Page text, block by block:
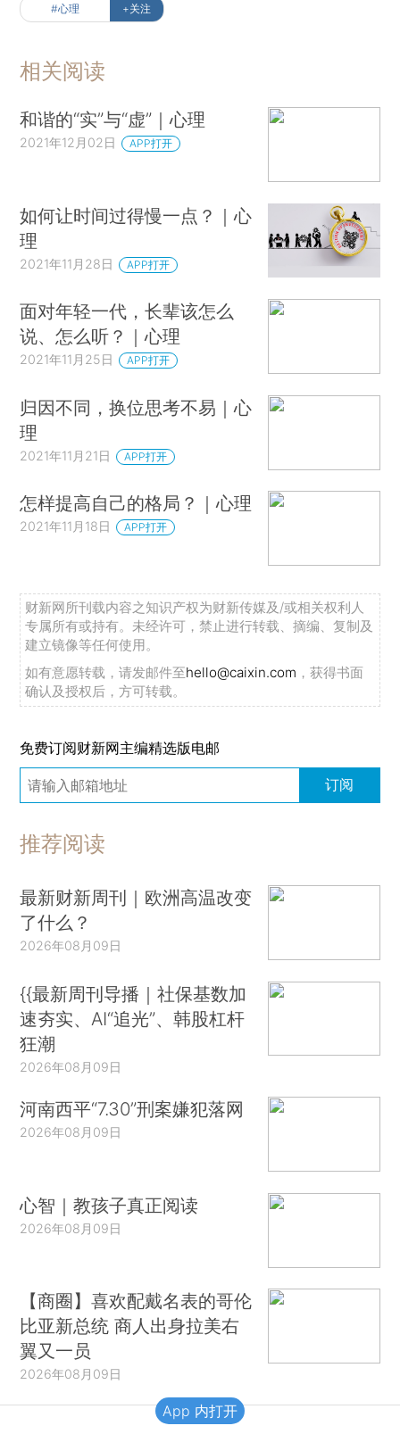
#心理 +关注
相关阅读
和谐的“实”与“虚”｜心理
2021年12月02日 APP打开
如何让时间过得慢一点？｜心
理
2021年11月28日 APP打开
面对年轻一代，长辈该怎么
说、怎么听？｜心理
2021年11月25日 APP打开
归因不同，换位思考不易｜心
理
2021年11月21日 APP打开
怎样提高自己的格局？｜心理
2021年11月18日 APP打开
财新网所刊载内容之知识产权为财新传媒及/或相关权利人
专属所有或持有。未经许可，禁止进行转载、摘编、复制及
建立镜像等任何使用。
如有意愿转载，请发邮件至hello@caixin.com ，获得书面
确认及授权后，方可转载。
免费订阅财新网主编精选版电邮
订阅
推荐阅读
最新财新周刊｜欧洲高温改变
了什么？
2026年08月09日
{{最新周刊导播｜社保基数加
速夯实、AI“追光”、韩股杠杆
狂潮
2026年08月09日
河南西平“7.30”刑案嫌犯落网
2026年08月09日
心智｜教孩子真正阅读
2026年08月09日
【商圈】喜欢配戴名表的哥伦
比亚新总统 商人出身拉美右
翼又一员
2026年08月09日
App 内打开